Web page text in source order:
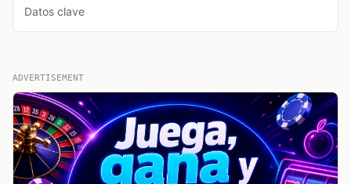
Datos clave
ADVERTISEMENT